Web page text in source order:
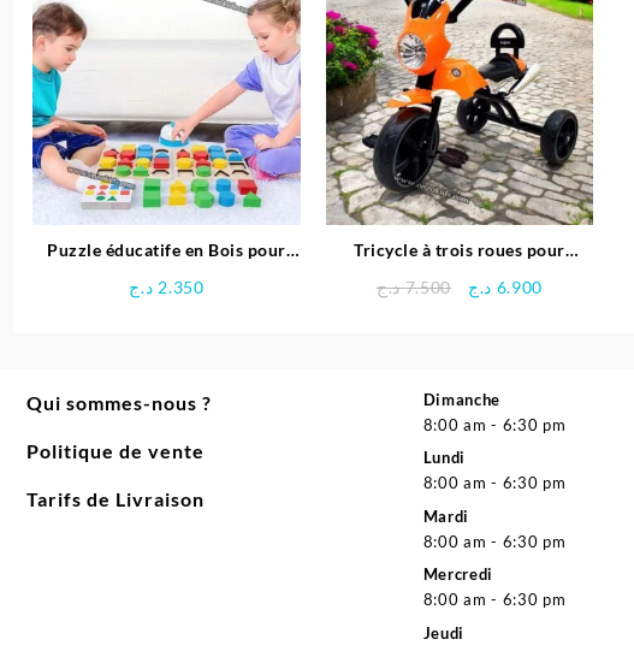
Puzzle éducatife en Bois pour
2.350 د.ج
Tricycle à trois roues pour
7.500 د.ج
Le
6.900 د.ج
Qui sommes-nous ?
Politique de vente
Tarifs de Livraison
Dimanche
8:00 am - 6:30 pm
Lundi
8:00 am - 6:30 pm
Mardi
8:00 am - 6:30 pm
Mercredi
8:00 am - 6:30 pm
Jeudi